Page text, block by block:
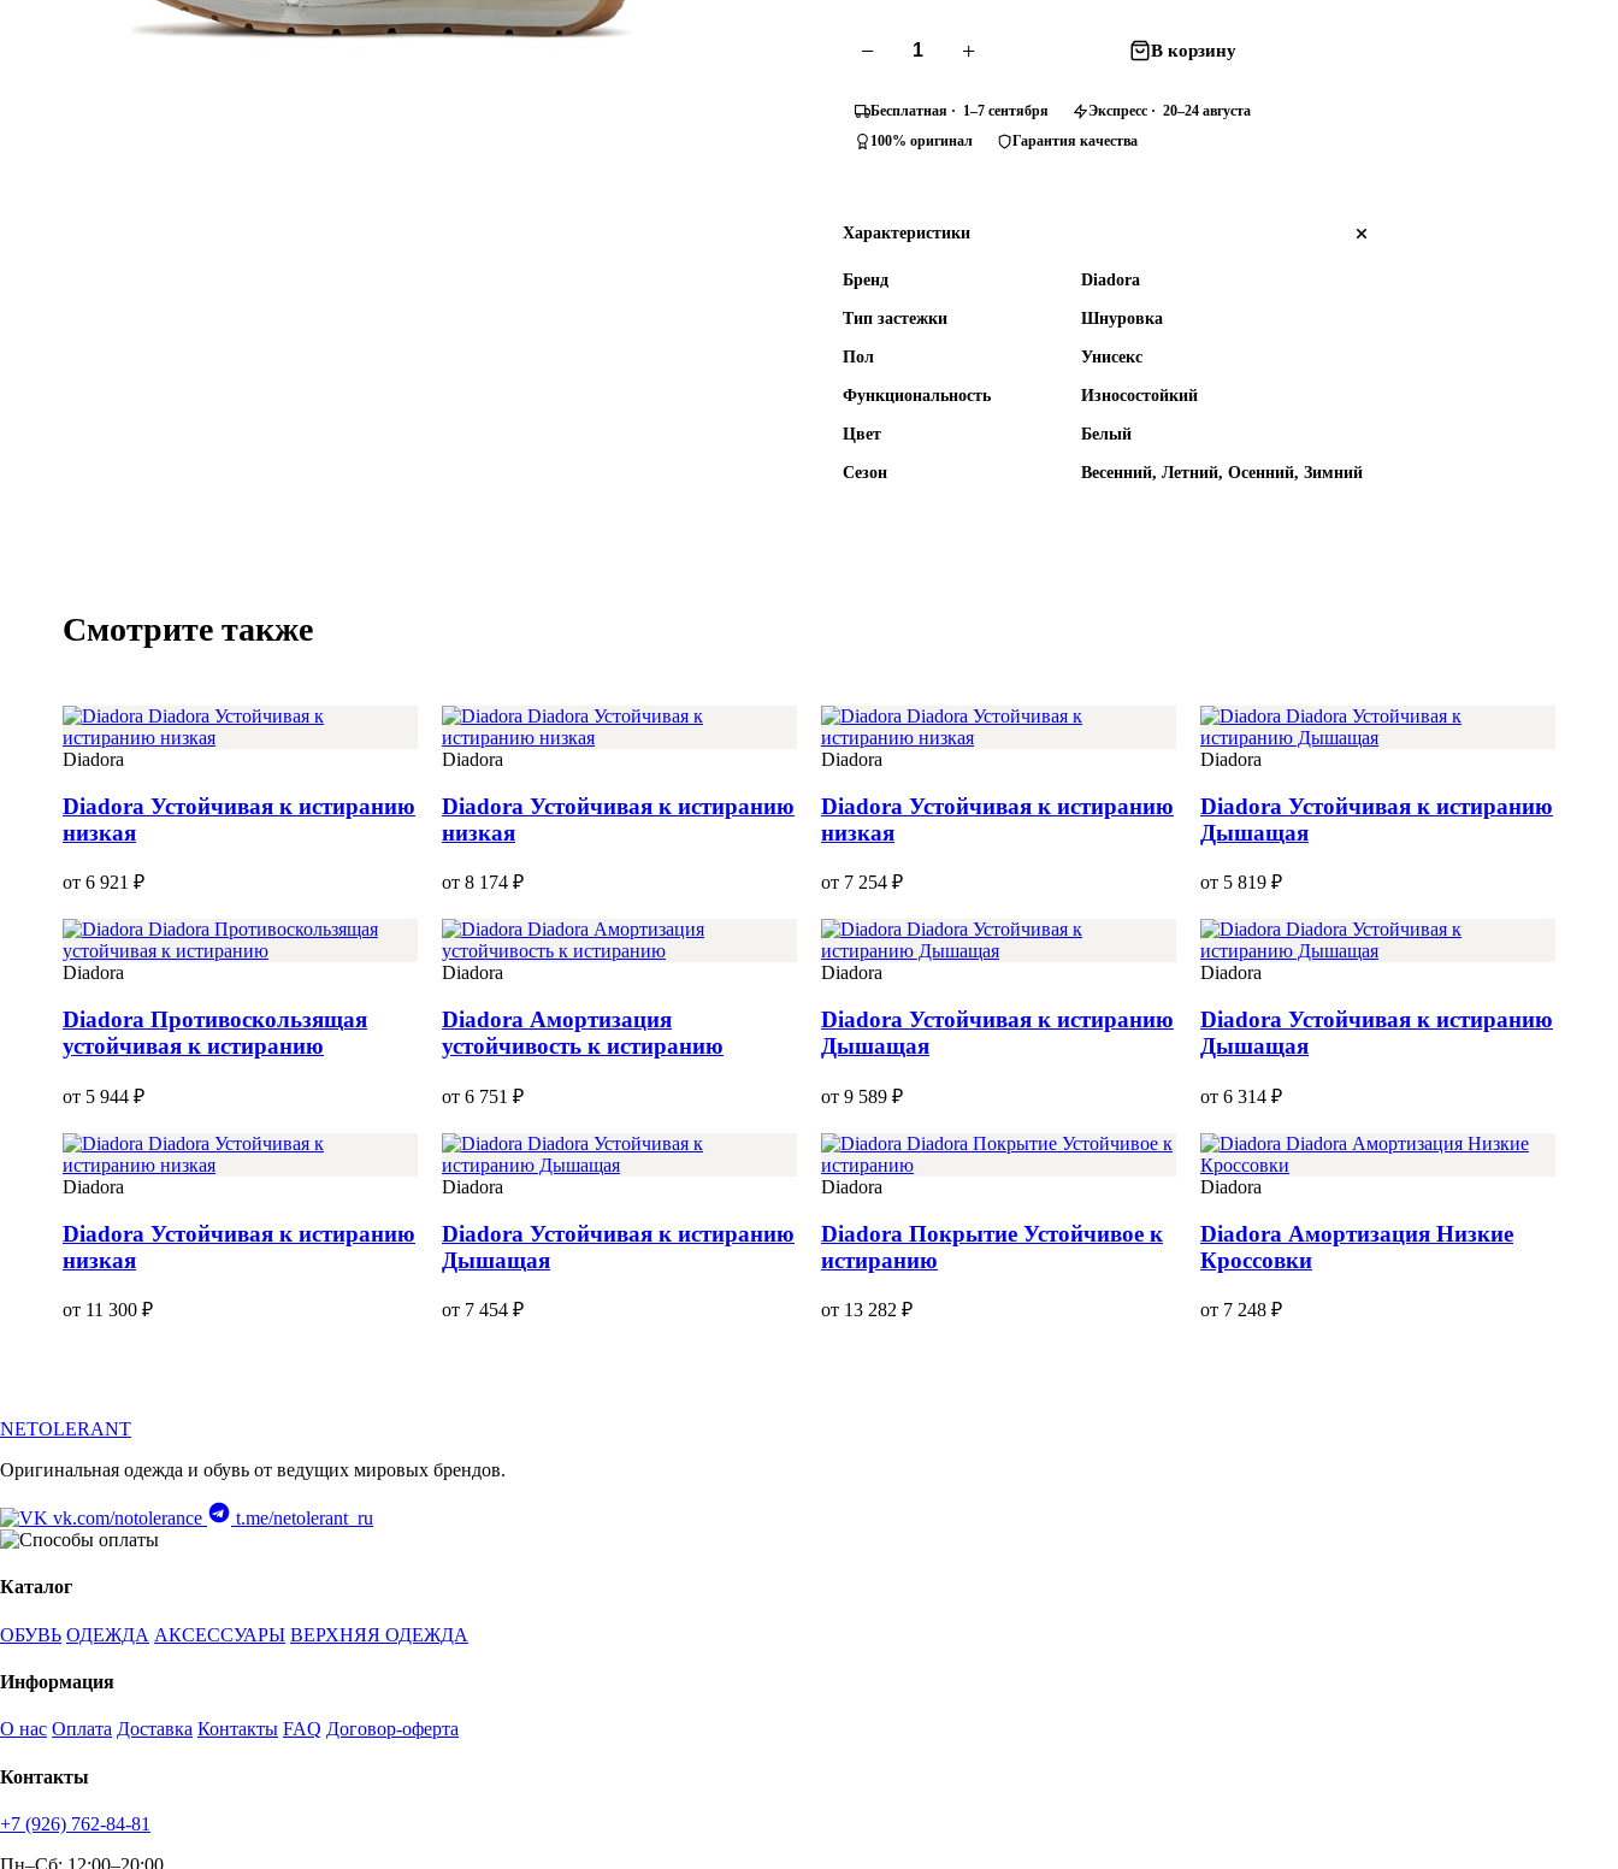
− + В корзину
Бесплатная · 1–7 сентября
Экспресс · 20–24 августа
100% оригинал
Гарантия качества
Характеристики
Бренд Diadora
Тип застежки Шнуровка
Пол Унисекс
Функциональность Износостойкий
Цвет Белый
Сезон Весенний, Летний, Осенний, Зимний
Смотрите также
Diadora
Diadora Устойчивая к истиранию
низкая
от 6 921 ₽
Diadora
Diadora Устойчивая к истиранию
низкая
от 8 174 ₽
Diadora
Diadora Устойчивая к истиранию
низкая
от 7 254 ₽
Diadora
Diadora Устойчивая к истиранию
Дышащая
от 5 819 ₽
Diadora
Diadora Противоскользящая
устойчивая к истиранию
от 5 944 ₽
Diadora
Diadora Амортизация
устойчивость к истиранию
от 6 751 ₽
Diadora
Diadora Устойчивая к истиранию
Дышащая
от 9 589 ₽
Diadora
Diadora Устойчивая к истиранию
Дышащая
от 6 314 ₽
Diadora
Diadora Устойчивая к истиранию
низкая
от 11 300 ₽
Diadora
Diadora Устойчивая к истиранию
Дышащая
от 7 454 ₽
Diadora
Diadora Покрытие Устойчивое к
истиранию
от 13 282 ₽
Diadora
Diadora Амортизация Низкие
Кроссовки
от 7 248 ₽
NETOLERANT
Оригинальная одежда и обувь от ведущих мировых брендов.
vk.com/notolerance t.me/netolerant_ru
Каталог
ОБУВЬ ОДЕЖДА АКСЕССУАРЫ ВЕРХНЯЯ ОДЕЖДА
Информация
О нас Оплата Доставка Контакты FAQ Договор-оферта
Контакты
+7 (926) 762-84-81
Пн–Сб: 12:00–20:00